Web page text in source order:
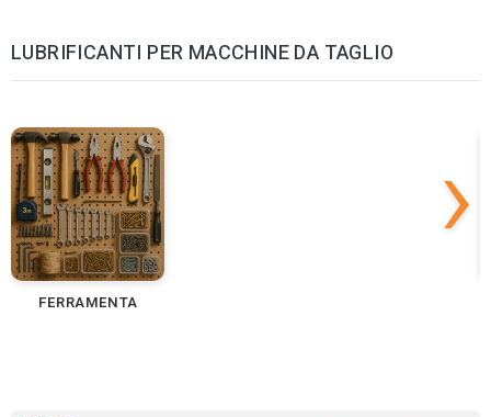
LUBRIFICANTI PER MACCHINE DA TAGLIO
FERRAMENTA
›